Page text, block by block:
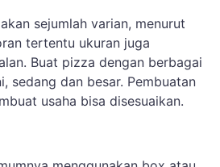
sejumlah varian, menurut
tertentu ukuran juga
Buat pizza dengan berbagai
sedang dan besar. Pembuatan
usaha bisa disesuaikan.